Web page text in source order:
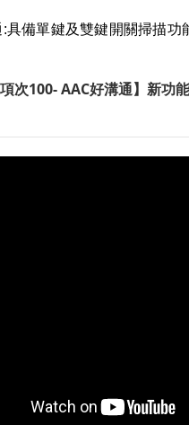
具備單鍵及雙鍵開關掃描功
次100- AAC好溝通】新功